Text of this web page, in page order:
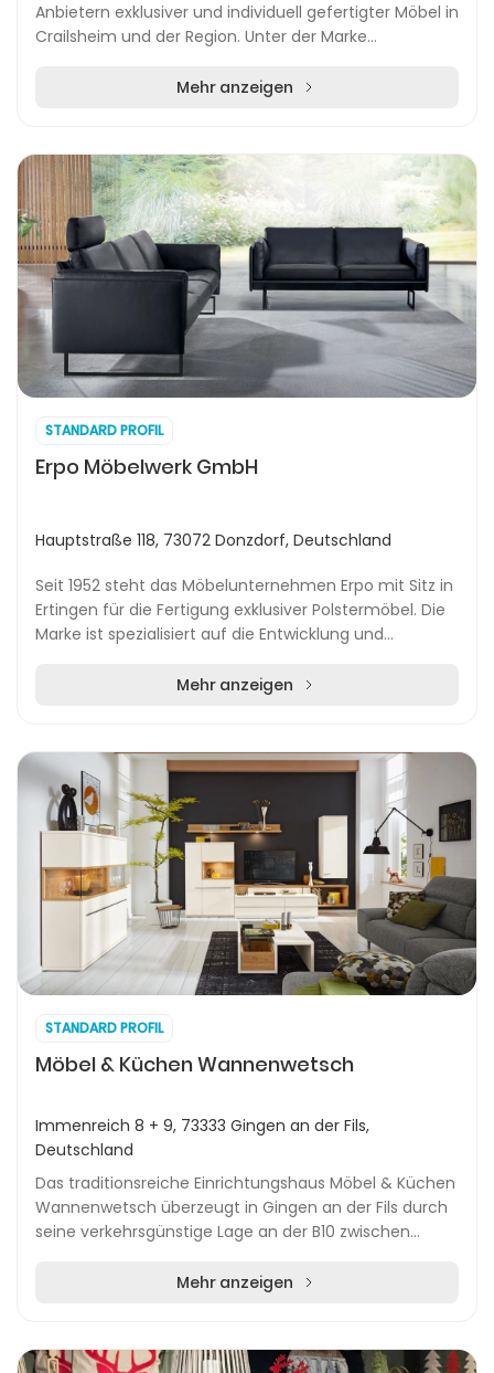
Anbietern exklusiver und individuell gefertigter Möbel in
Crailsheim und der Region. Unter der Marke
Mehr anzeigen
STANDARD PROFIL
Erpo Möbelwerk GmbH
Hauptstraße 118, 73072 Donzdorf, Deutschland
Seit 1952 steht das Möbelunternehmen Erpo mit Sitz in
Ertingen für die Fertigung exklusiver Polstermöbel. Die
Marke ist spezialisiert auf die Entwicklung und
Mehr anzeigen
STANDARD PROFIL
Möbel & Küchen Wannenwetsch
Immenreich 8 + 9, 73333 Gingen an der Fils,
Deutschland
Das traditionsreiche Einrichtungshaus Möbel & Küchen
Wannenwetsch überzeugt in Gingen an der Fils durch
seine verkehrsgünstige Lage an der B10 zwischen
Mehr anzeigen